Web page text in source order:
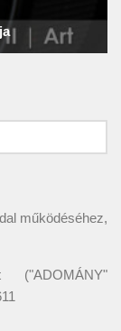
működéséhez,